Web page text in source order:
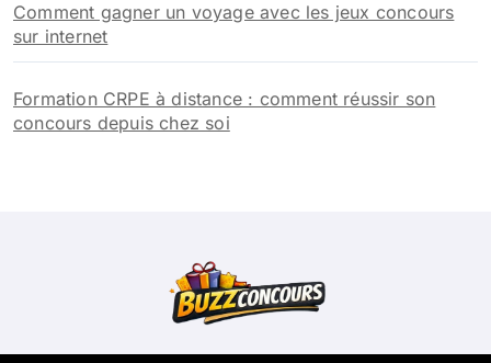
Comment gagner un voyage avec les jeux concours
sur internet
Formation CRPE à distance : comment réussir son
concours depuis chez soi